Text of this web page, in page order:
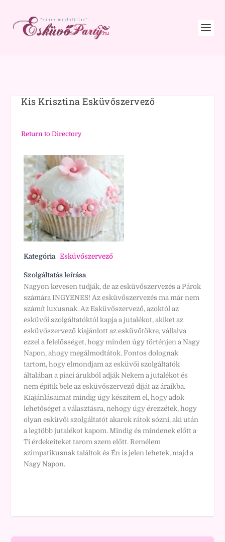
Kis Krisztina Esküvőszervező
Return to Directory
Kategória Esküvőszervező
Szolgáltatás leírása
Nagyon kevesen tudják, de az esküvőszervezés a Párok
számára INGYENES! Az esküvőszervezés ma már nem
számít luxusnak. Az Esküvőszervező, azoktól az
esküvői szolgáltatóktól kapja a jutalékot, akiket az
esküvőszervező kiajánlott az esküvőtökre, vállalva
ezzel a felelősséget, hogy minden úgy történjen a Nagy
Napon, ahogy megálmodtátok. Fontos dolognak
tartom, hogy elmondjam az esküvői szolgáltatók
általában a piaci árukból adják Nekem a jutalékot és
nem építik bele az esküvőszervező díját az áraikba.
Kiajánlásaimat mindig úgy készítem el, hogy adok
lehetőséget a választásra, nehogy úgy érezzétek, hogy
olyan esküvői szolgáltatót akarok rátok sózni, aki után
a legtöbb jutalékot kapom. Mindig és mindenek előtt a
Ti érdekeiteket tarom szem előtt. Remélem
szimpatikusnak találtok és Én is jelen lehetek, majd a
Nagy Napon.